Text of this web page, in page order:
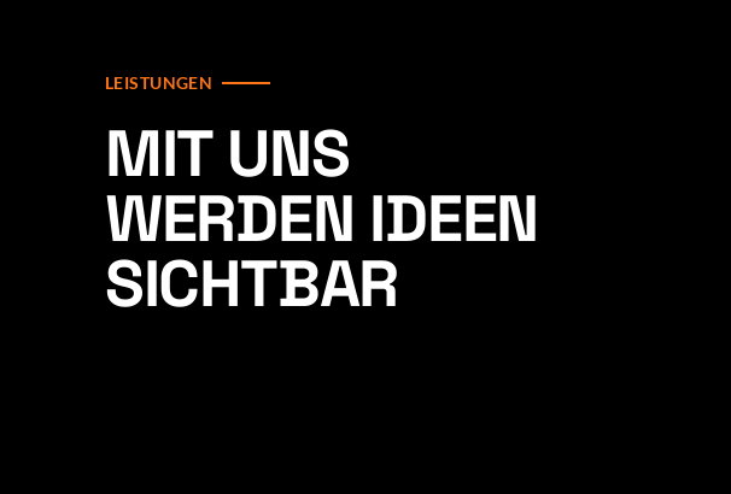
LEISTUNGEN
MIT UNS
WERDEN IDEEN
SICHTBAR